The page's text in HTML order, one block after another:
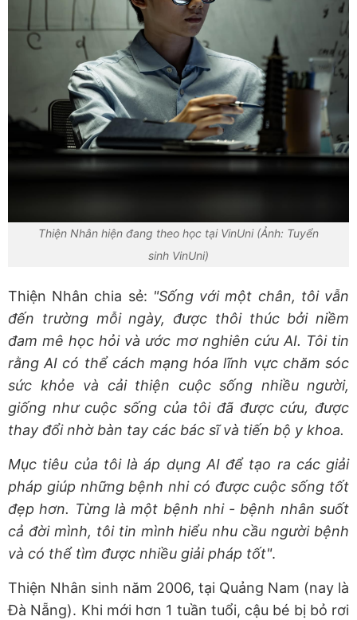
Thiện Nhân hiện đang theo học tại VinUni (Ảnh: Tuyển
sinh VinUni)
Thiện Nhân chia sẻ: "Sống với một chân, tôi vẫn
đến trường mỗi ngày, được thôi thúc bởi niềm
đam mê học hỏi và ước mơ nghiên cứu AI. Tôi tin
rằng AI có thể cách mạng hóa lĩnh vực chăm sóc
sức khỏe và cải thiện cuộc sống nhiều người,
giống như cuộc sống của tôi đã được cứu, được
thay đổi nhờ bàn tay các bác sĩ và tiến bộ y khoa.
Mục tiêu của tôi là áp dụng AI để tạo ra các giải
pháp giúp những bệnh nhi có được cuộc sống tốt
đẹp hơn. Từng là một bệnh nhi - bệnh nhân suốt
cả đời mình, tôi tin mình hiểu nhu cầu người bệnh
và có thể tìm được nhiều giải pháp tốt".
Thiện Nhân sinh năm 2006, tại Quảng Nam (nay là
Đà Nẵng). Khi mới hơn 1 tuần tuổi, cậu bé bị bỏ rơi